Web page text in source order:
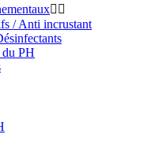
 
/ Anti incrustant
du PH